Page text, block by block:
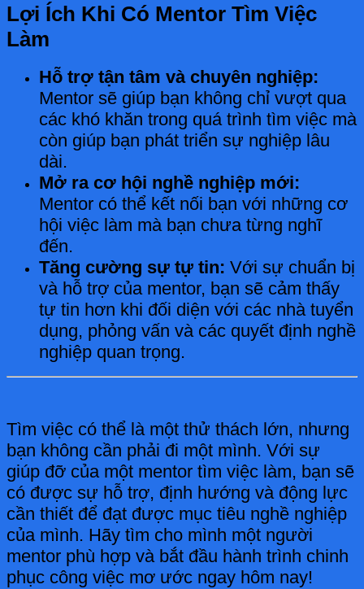
Lợi Ích Khi Có Mentor Tìm Việc
Làm
Hỗ trợ tận tâm và chuyên nghiệp:
Mentor sẽ giúp bạn không chỉ vượt qua
các khó khăn trong quá trình tìm việc mà
còn giúp bạn phát triển sự nghiệp lâu
dài.
Mở ra cơ hội nghề nghiệp mới:
Mentor có thể kết nối bạn với những cơ
hội việc làm mà bạn chưa từng nghĩ
đến.
Tăng cường sự tự tin: Với sự chuẩn bị
và hỗ trợ của mentor, bạn sẽ cảm thấy
tự tin hơn khi đối diện với các nhà tuyển
dụng, phỏng vấn và các quyết định nghề
nghiệp quan trọng.
Tìm việc có thể là một thử thách lớn, nhưng
bạn không cần phải đi một mình. Với sự
giúp đỡ của một mentor tìm việc làm, bạn sẽ
có được sự hỗ trợ, định hướng và động lực
cần thiết để đạt được mục tiêu nghề nghiệp
của mình. Hãy tìm cho mình một người
mentor phù hợp và bắt đầu hành trình chinh
phục công việc mơ ước ngay hôm nay!